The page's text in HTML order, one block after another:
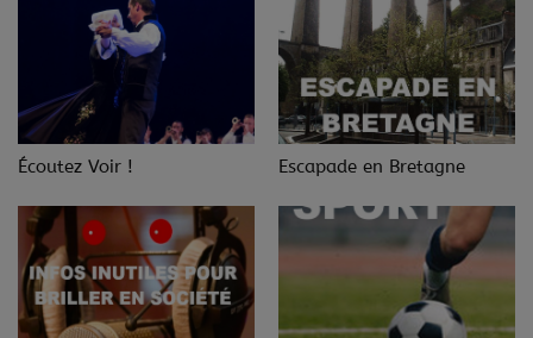
Écoutez Voir ! Escapade en Bretagne